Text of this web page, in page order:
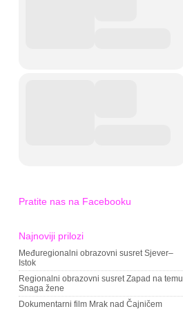
Pratite nas na Facebooku
Najnoviji prilozi
Međuregionalni obrazovni susret Sjever–
Istok
Regionalni obrazovni susret Zapad na temu
Snaga žene
Dokumentarni film Mrak nad Čajničem